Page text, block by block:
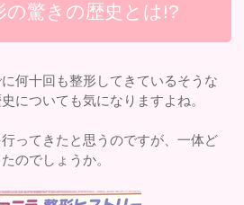
の驚きの歴史とは!?
何十回も整形してきているそうな
についても気になりますよね。
ってきたと思うのですが、一体ど
のでしょうか。